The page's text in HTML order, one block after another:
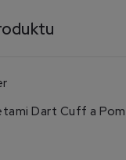
Dart Cuff a Pom